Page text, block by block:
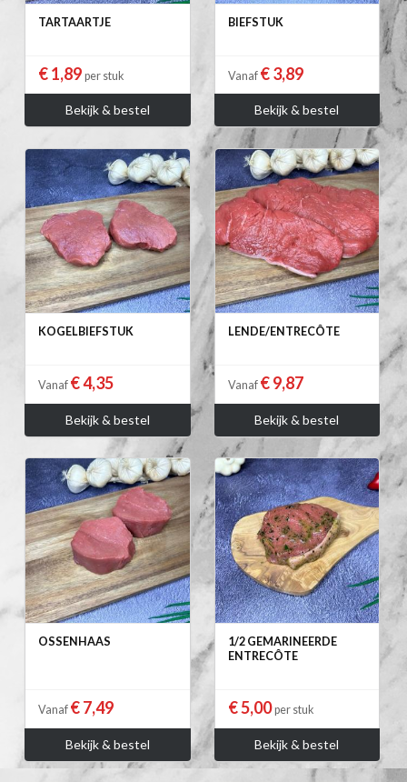
TARTAARTJE
€ 1,89 per stuk
Bekijk & bestel
BIEFSTUK
Vanaf € 3,89
Bekijk & bestel
KOGELBIEFSTUK
Vanaf € 4,35
Bekijk & bestel
LENDE/ENTRECÔTE
Vanaf € 9,87
Bekijk & bestel
OSSENHAAS
Vanaf € 7,49
Bekijk & bestel
1/2 GEMARINEERDE
ENTRECÔTE
€ 5,00per stuk
Bekijk & bestel